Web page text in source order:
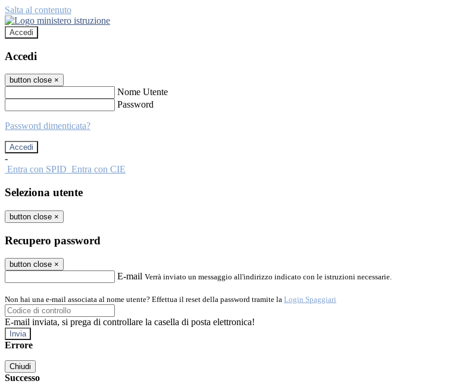
Salta al contenuto
Accedi
Accedi
button close ×
Nome Utente
Password
Password dimenticata?
-
Entra con SPID Entra con CIE
Seleziona utente
button close ×
Recupero password
button close ×
E-mail Verrà inviato un messaggio all'indirizzo indicato con le istruzioni necessarie.
Non hai una e-mail associata al nome utente? Effettua il reset della password tramite la Login Spaggiari
E-mail inviata, si prega di controllare la casella di posta elettronica!
Errore
Chiudi
Successo